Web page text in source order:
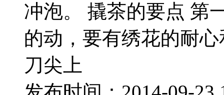
冲泡。 撬茶的要点 第
的动，要有绣花的耐
刀尖上